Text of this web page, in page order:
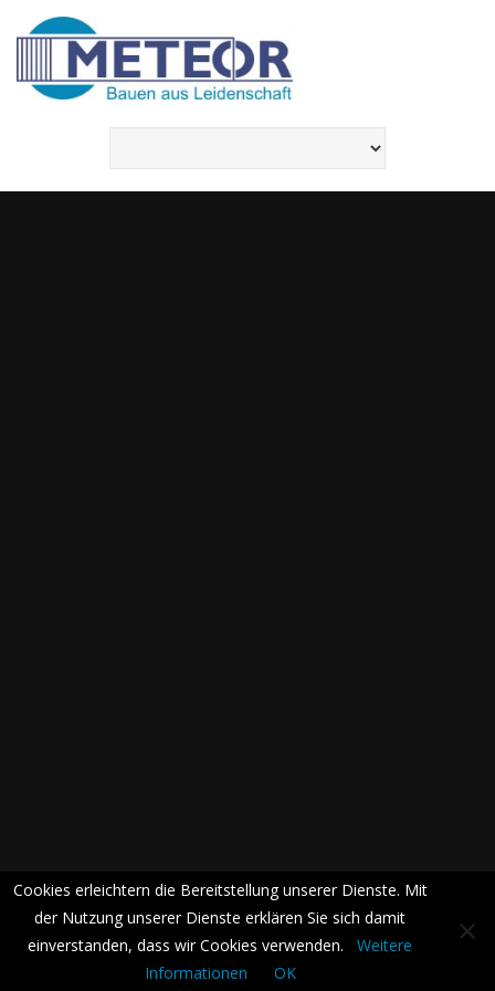
Cookies erleichtern die Bereitstellung unserer Dienste. Mit
der Nutzung unserer Dienste erklären Sie sich damit
einverstanden, dass wir Cookies verwenden.
Weitere
Informationen
OK